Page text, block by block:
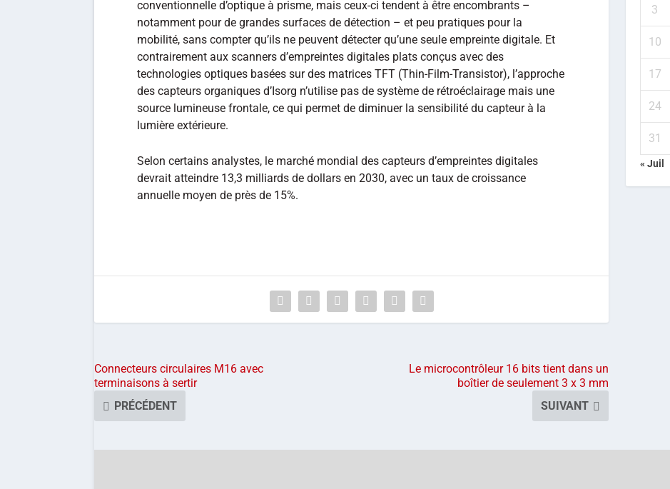
conventionnelle d’optique à prisme, mais ceux-ci tendent à être encombrants –
notamment pour de grandes surfaces de détection – et peu pratiques pour la
mobilité, sans compter qu’ils ne peuvent détecter qu’une seule empreinte digitale. Et
contrairement aux scanners d’empreintes digitales plats conçus avec des
technologies optiques basées sur des matrices TFT (Thin-Film-Transistor), l’approche
des capteurs organiques d’Isorg n’utilise pas de système de rétroéclairage mais une
source lumineuse frontale, ce qui permet de diminuer la sensibilité du capteur à la
lumière extérieure.
Selon certains analystes, le marché mondial des capteurs d’empreintes digitales
devrait atteindre 13,3 milliards de dollars en 2030, avec un taux de croissance
annuelle moyen de près de 15%.
Connecteurs circulaires M16 avec
terminaisons à sertir
PRÉCÉDENT
Le microcontrôleur 16 bits tient dans un
boîtier de seulement 3 x 3 mm
SUIVANT
3
10
17
24
31
« Juil